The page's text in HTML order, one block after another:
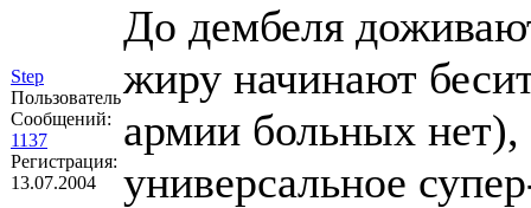
Step
Пользователь
Сообщений:
1137
Регистрация:
13.07.2004
До дембеля
жиру начинают
армии больных нет),
универсальное